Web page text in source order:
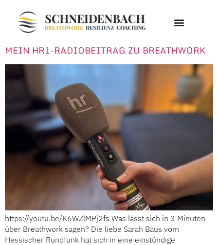
SCHLAGWORT:ATEMÜBUNG
MEIN HR1-RADIOBEITRAG ZU BREATHWORK
https://youtu.be/K6WZlMPj2fs Was lässt sich in 3 Minuten
über Breathwork sagen? Die liebe Sarah Baus vom
Hessischer Rundfunk hat sich in eine einstündige